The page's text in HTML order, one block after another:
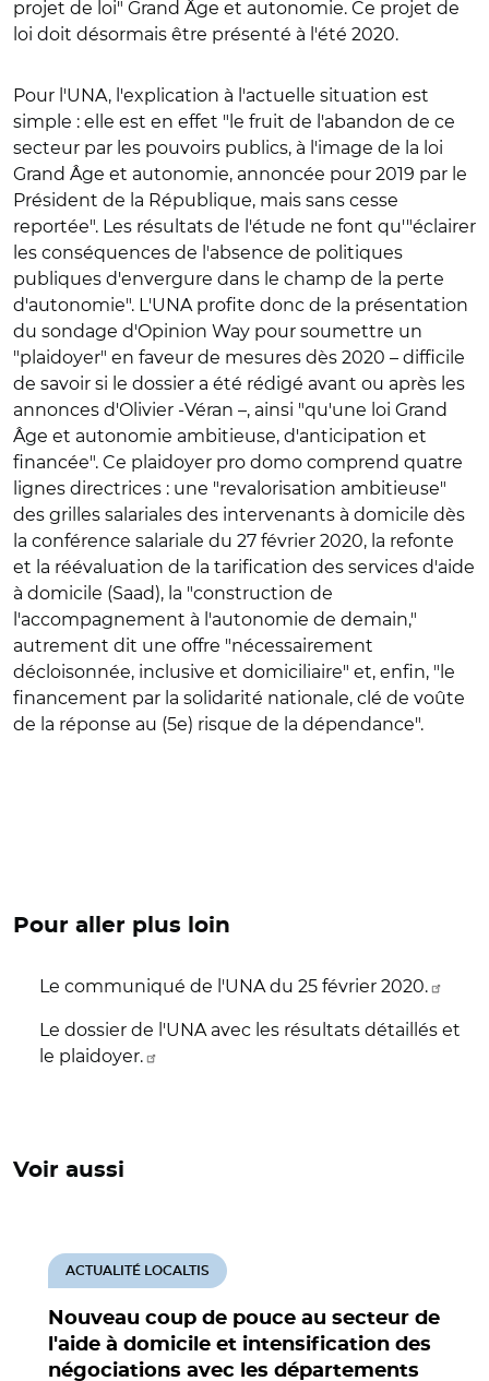
projet de loi" Grand Âge et autonomie. Ce projet de
loi doit désormais être présenté à l'été 2020.
Pour l'UNA, l'explication à l'actuelle situation est
simple : elle est en effet "le fruit de l'abandon de ce
secteur par les pouvoirs publics, à l'image de la loi
Grand Âge et autonomie, annoncée pour 2019 par le
Président de la République, mais sans cesse
reportée". Les résultats de l'étude ne font qu'"éclairer
les conséquences de l'absence de politiques
publiques d'envergure dans le champ de la perte
d'autonomie". L'UNA profite donc de la présentation
du sondage d'Opinion Way pour soumettre un
"plaidoyer" en faveur de mesures dès 2020 – difficile
de savoir si le dossier a été rédigé avant ou après les
annonces d'Olivier -Véran –, ainsi "qu'une loi Grand
Âge et autonomie ambitieuse, d'anticipation et
financée". Ce plaidoyer pro domo comprend quatre
lignes directrices : une "revalorisation ambitieuse"
des grilles salariales des intervenants à domicile dès
la conférence salariale du 27 février 2020, la refonte
et la réévaluation de la tarification des services d'aide
à domicile (Saad), la "construction de
l'accompagnement à l'autonomie de demain,"
autrement dit une offre "nécessairement
décloisonnée, inclusive et domiciliaire" et, enfin, "le
financement par la solidarité nationale, clé de voûte
de la réponse au (5e) risque de la dépendance".
Pour aller plus loin
Le communiqué de l'UNA du 25 février 2020.
Le dossier de l'UNA avec les résultats détaillés et
le plaidoyer.
Voir aussi
Nouveau coup de pouce au secteur de
l'aide à domicile et intensification des
négociations avec les départements
ACTUALITÉ LOCALTIS